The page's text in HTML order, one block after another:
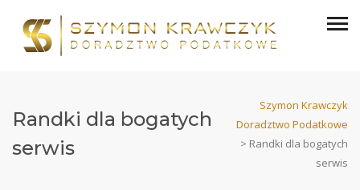
Randki dla bogatych
serwis
Szymon Krawczyk
Doradztwo Podatkowe
> Randki dla bogatych
serwis